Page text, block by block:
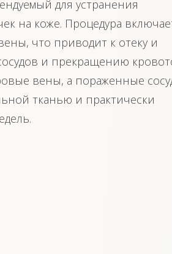
для устранения
на коже. Процедура
что приводит к отеку и
и прекращению
вены, а пораженные
тканью и практически